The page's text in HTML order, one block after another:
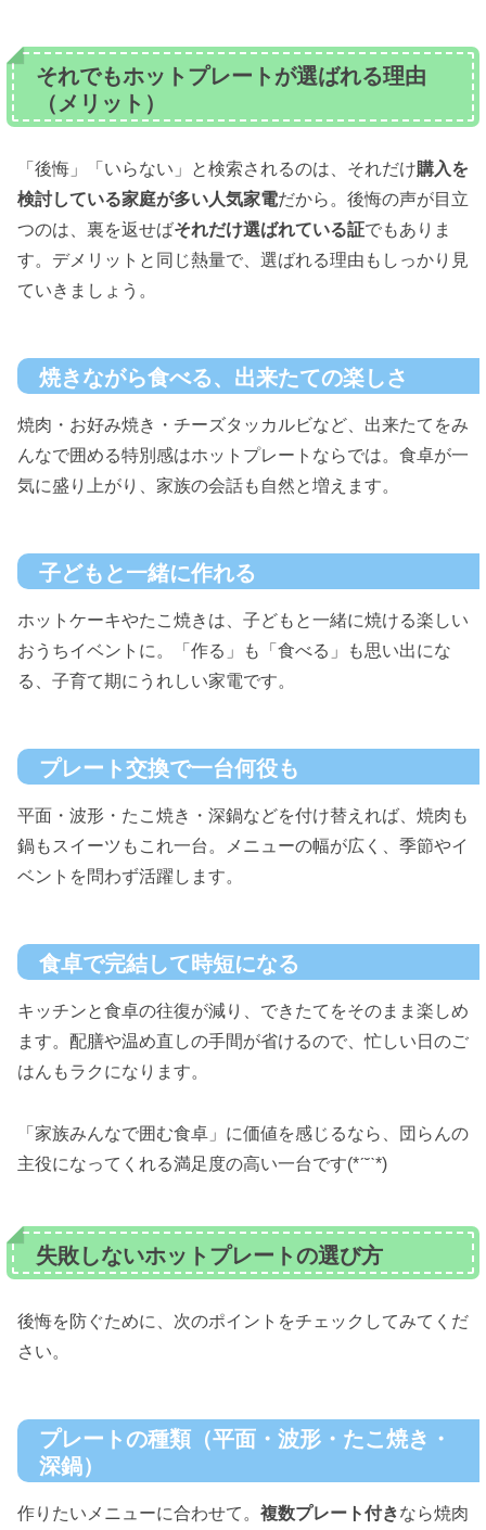
それでもホットプレートが選ばれる理由
（メリット）
「後悔」「いらない」と検索されるのは、それだけ購入を
検討している家庭が多い人気家電だから。後悔の声が目立
つのは、裏を返せばそれだけ選ばれている証でもありま
す。デメリットと同じ熱量で、選ばれる理由もしっかり見
ていきましょう。
焼きながら食べる、出来たての楽しさ
焼肉・お好み焼き・チーズタッカルビなど、出来たてをみ
んなで囲める特別感はホットプレートならでは。食卓が一
気に盛り上がり、家族の会話も自然と増えます。
子どもと一緒に作れる
ホットケーキやたこ焼きは、子どもと一緒に焼ける楽しい
おうちイベントに。「作る」も「食べる」も思い出にな
る、子育て期にうれしい家電です。
プレート交換で一台何役も
平面・波形・たこ焼き・深鍋などを付け替えれば、焼肉も
鍋もスイーツもこれ一台。メニューの幅が広く、季節やイ
ベントを問わず活躍します。
食卓で完結して時短になる
キッチンと食卓の往復が減り、できたてをそのまま楽しめ
ます。配膳や温め直しの手間が省けるので、忙しい日のご
はんもラクになります。
「家族みんなで囲む食卓」に価値を感じるなら、団らんの
主役になってくれる満足度の高い一台です(*ˊ˘ˋ*)
失敗しないホットプレートの選び方
後悔を防ぐために、次のポイントをチェックしてみてくだ
さい。
プレートの種類（平面・波形・たこ焼き・
深鍋）
作りたいメニューに合わせて。 複数プレート付きなら焼肉